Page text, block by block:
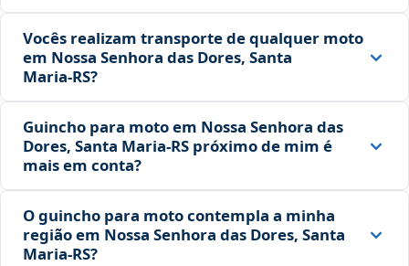
Vocês realizam transporte de qualquer moto
em Nossa Senhora das Dores, Santa
Maria‑RS?
Guincho para moto em Nossa Senhora das
Dores, Santa Maria‑RS próximo de mim é
mais em conta?
O guincho para moto contempla a minha
região em Nossa Senhora das Dores, Santa
Maria‑RS?